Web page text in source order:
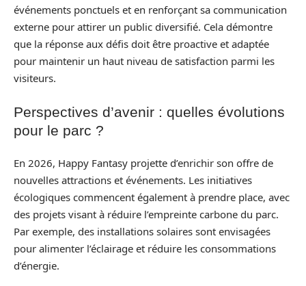
événements ponctuels et en renforçant sa communication
externe pour attirer un public diversifié. Cela démontre
que la réponse aux défis doit être proactive et adaptée
pour maintenir un haut niveau de satisfaction parmi les
visiteurs.
Perspectives d’avenir : quelles évolutions
pour le parc ?
En 2026, Happy Fantasy projette d’enrichir son offre de
nouvelles attractions et événements. Les initiatives
écologiques commencent également à prendre place, avec
des projets visant à réduire l’empreinte carbone du parc.
Par exemple, des installations solaires sont envisagées
pour alimenter l’éclairage et réduire les consommations
d’énergie.